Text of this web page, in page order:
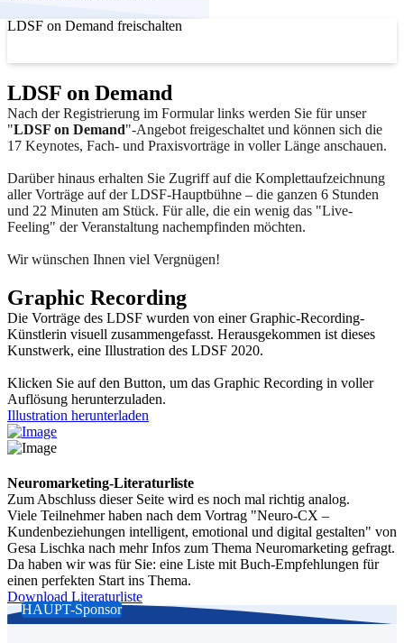
LDSF on Demand freischalten
LDSF on Demand
Nach der Registrierung im Formular links werden Sie für unser
"LDSF on Demand"-Angebot freigeschaltet und können sich die
17 Keynotes, Fach- und Praxisvorträge in voller Länge anschauen.
Darüber hinaus erhalten Sie Zugriff auf die Komplettaufzeichnung
aller Vorträge auf der LDSF-Hauptbühne – die ganzen 6 Stunden
und 22 Minuten am Stück. Für alle, die ein wenig das "Live-
Feeling" der Veranstaltung nachempfinden möchten.
Wir wünschen Ihnen viel Vergnügen!
Graphic Recording
Die Vorträge des LDSF wurden von einer Graphic-Recording-
Künstlerin visuell zusammengefasst. Herausgekommen ist dieses
Kunstwerk, eine Illustration des LDSF 2020.
Klicken Sie auf den Button, um das Graphic Recording in voller
Auflösung herunterzuladen.
Illustration herunterladen
Neuromarketing-Literaturliste
Zum Abschluss dieser Seite wird es noch mal richtig analog.
Viele Teilnehmer haben nach dem Vortrag "Neuro-CX –
Kundenbeziehungen intelligent, emotional und digital gestalten" von
Gesa Lischka nach mehr Infos zum Thema Neuromarketing gefragt.
Da haben wir was für Sie: eine Liste mit Buch-Empfehlungen für
einen perfekten Start ins Thema.
Download Literaturliste
HAUPT-Sponsor